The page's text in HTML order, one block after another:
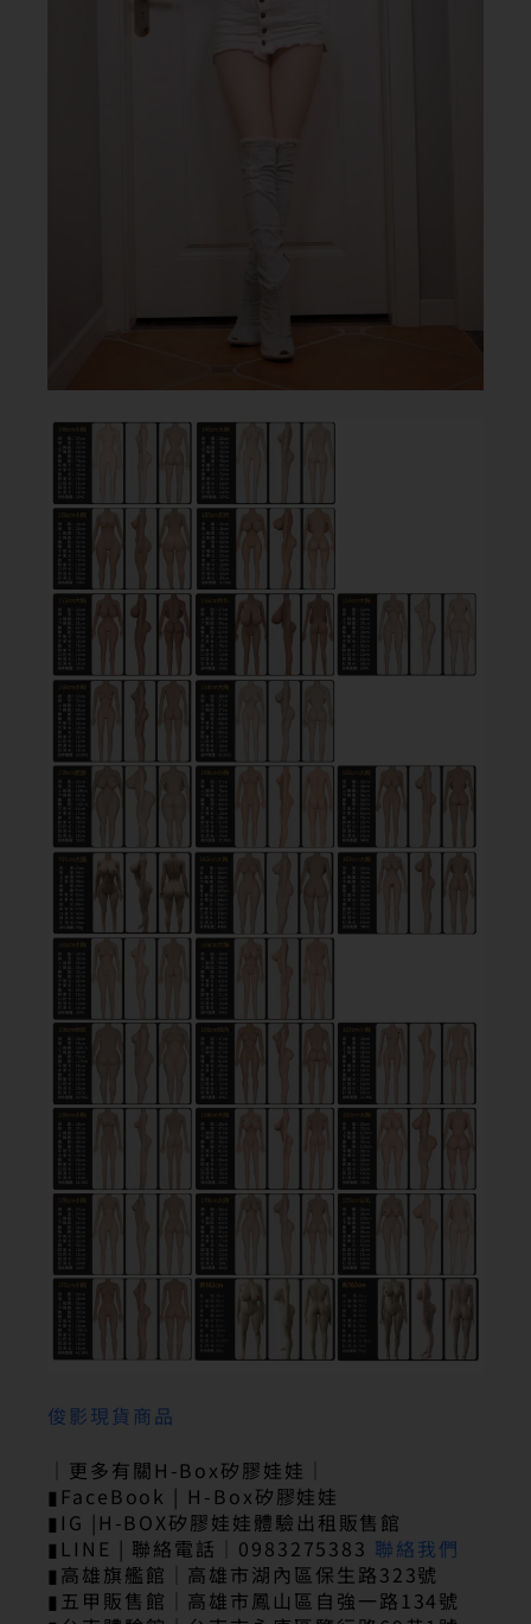
俊影現貨商品
｜更多有關H-Box矽膠娃娃｜
▮FaceBook | H-Box矽膠娃娃
▮IG |H-BOX矽膠娃娃體驗出租販售館
▮LINE | 聯絡電話｜0983275383 聯絡我們
▮高雄旗艦館｜高雄市湖內區保生路323號
▮五甲販售館｜高雄市鳳山區自強一路134號